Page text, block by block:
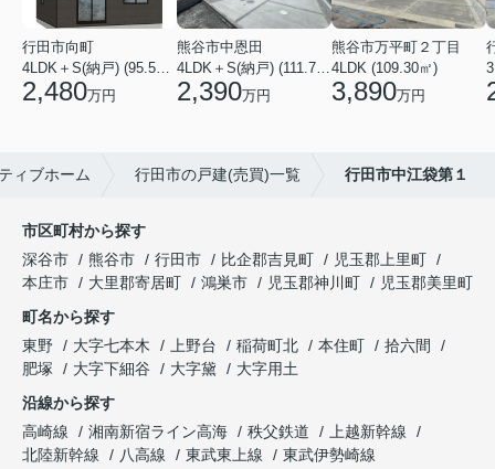
行田市向町
2,480万円
熊谷市中恩田
2,390万円
熊谷市万平町２丁目
4LDK (109.30㎡)
3,890万円
ィブホーム 行田市の戸建(売買)一覧 行田市中江袋第１
市区町村から探す
深谷市
熊谷市 行田市 比企郡吉見町
児玉郡上里町
本庄市
大里郡寄居町 鴻巣市 児玉郡神川町
児玉郡美里町
町名から探す
東野
大字七本木 上野台 稲荷町北 本住町
拾六間
肥塚
大字下細谷 大字黛
大字用土
沿線から探す
高崎線
湘南新宿ライン高海 秩父鉄道
上越新幹線
北陸新幹線
八高線 東武東上線
東武伊勢崎線